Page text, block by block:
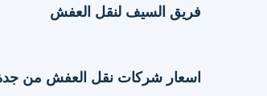
فريق السيف لنقل العفش
اسعار شركات نقل العفش من